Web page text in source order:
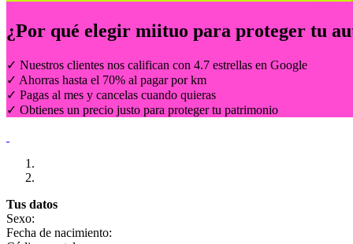
¿Por qué elegir miituo para proteger tu
✓ Nuestros clientes nos califican con 4.7 estrellas en Google
✓ Ahorras hasta el 70% al pagar por km
✓ Pagas al mes y cancelas cuando quieras
✓ Obtienes un precio justo para proteger tu patrimonio
Tus datos
Sexo:
Fecha de nacimiento: